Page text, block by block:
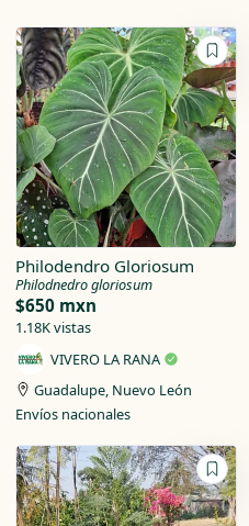
Philodendro Gloriosum
Philodnedro gloriosum
$650 mxn
1.18K vistas
VIVERO LA RANA
Guadalupe, Nuevo León
Envíos nacionales